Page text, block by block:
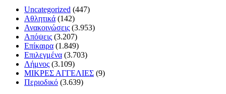
Uncategorized (447)
Αθλητικά (142)
Ανακοινώσεις (3.953)
Απόψεις (3.207)
Επίκαιρα (1.849)
Επιλεγμένα (3.703)
Λήμνος (3.109)
ΜΙΚΡΕΣ ΑΓΓΕΛΙΕΣ (9)
Περιοδικό (3.639)